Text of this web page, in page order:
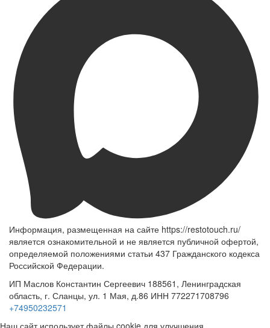
Информация, размещенная на сайте https://restotouch.ru/
является ознакомительной и не является публичной офертой,
определяемой положениями статьи 437 Гражданского кодекса
Российской Федерации.
ИП Маслов Константин Сергеевич 188561, Ленинградская
область, г. Сланцы, ул. 1 Мая, д.86 ИНН 772271708796
+74950232571
Наш сайт использует файлы cookie для улучшения